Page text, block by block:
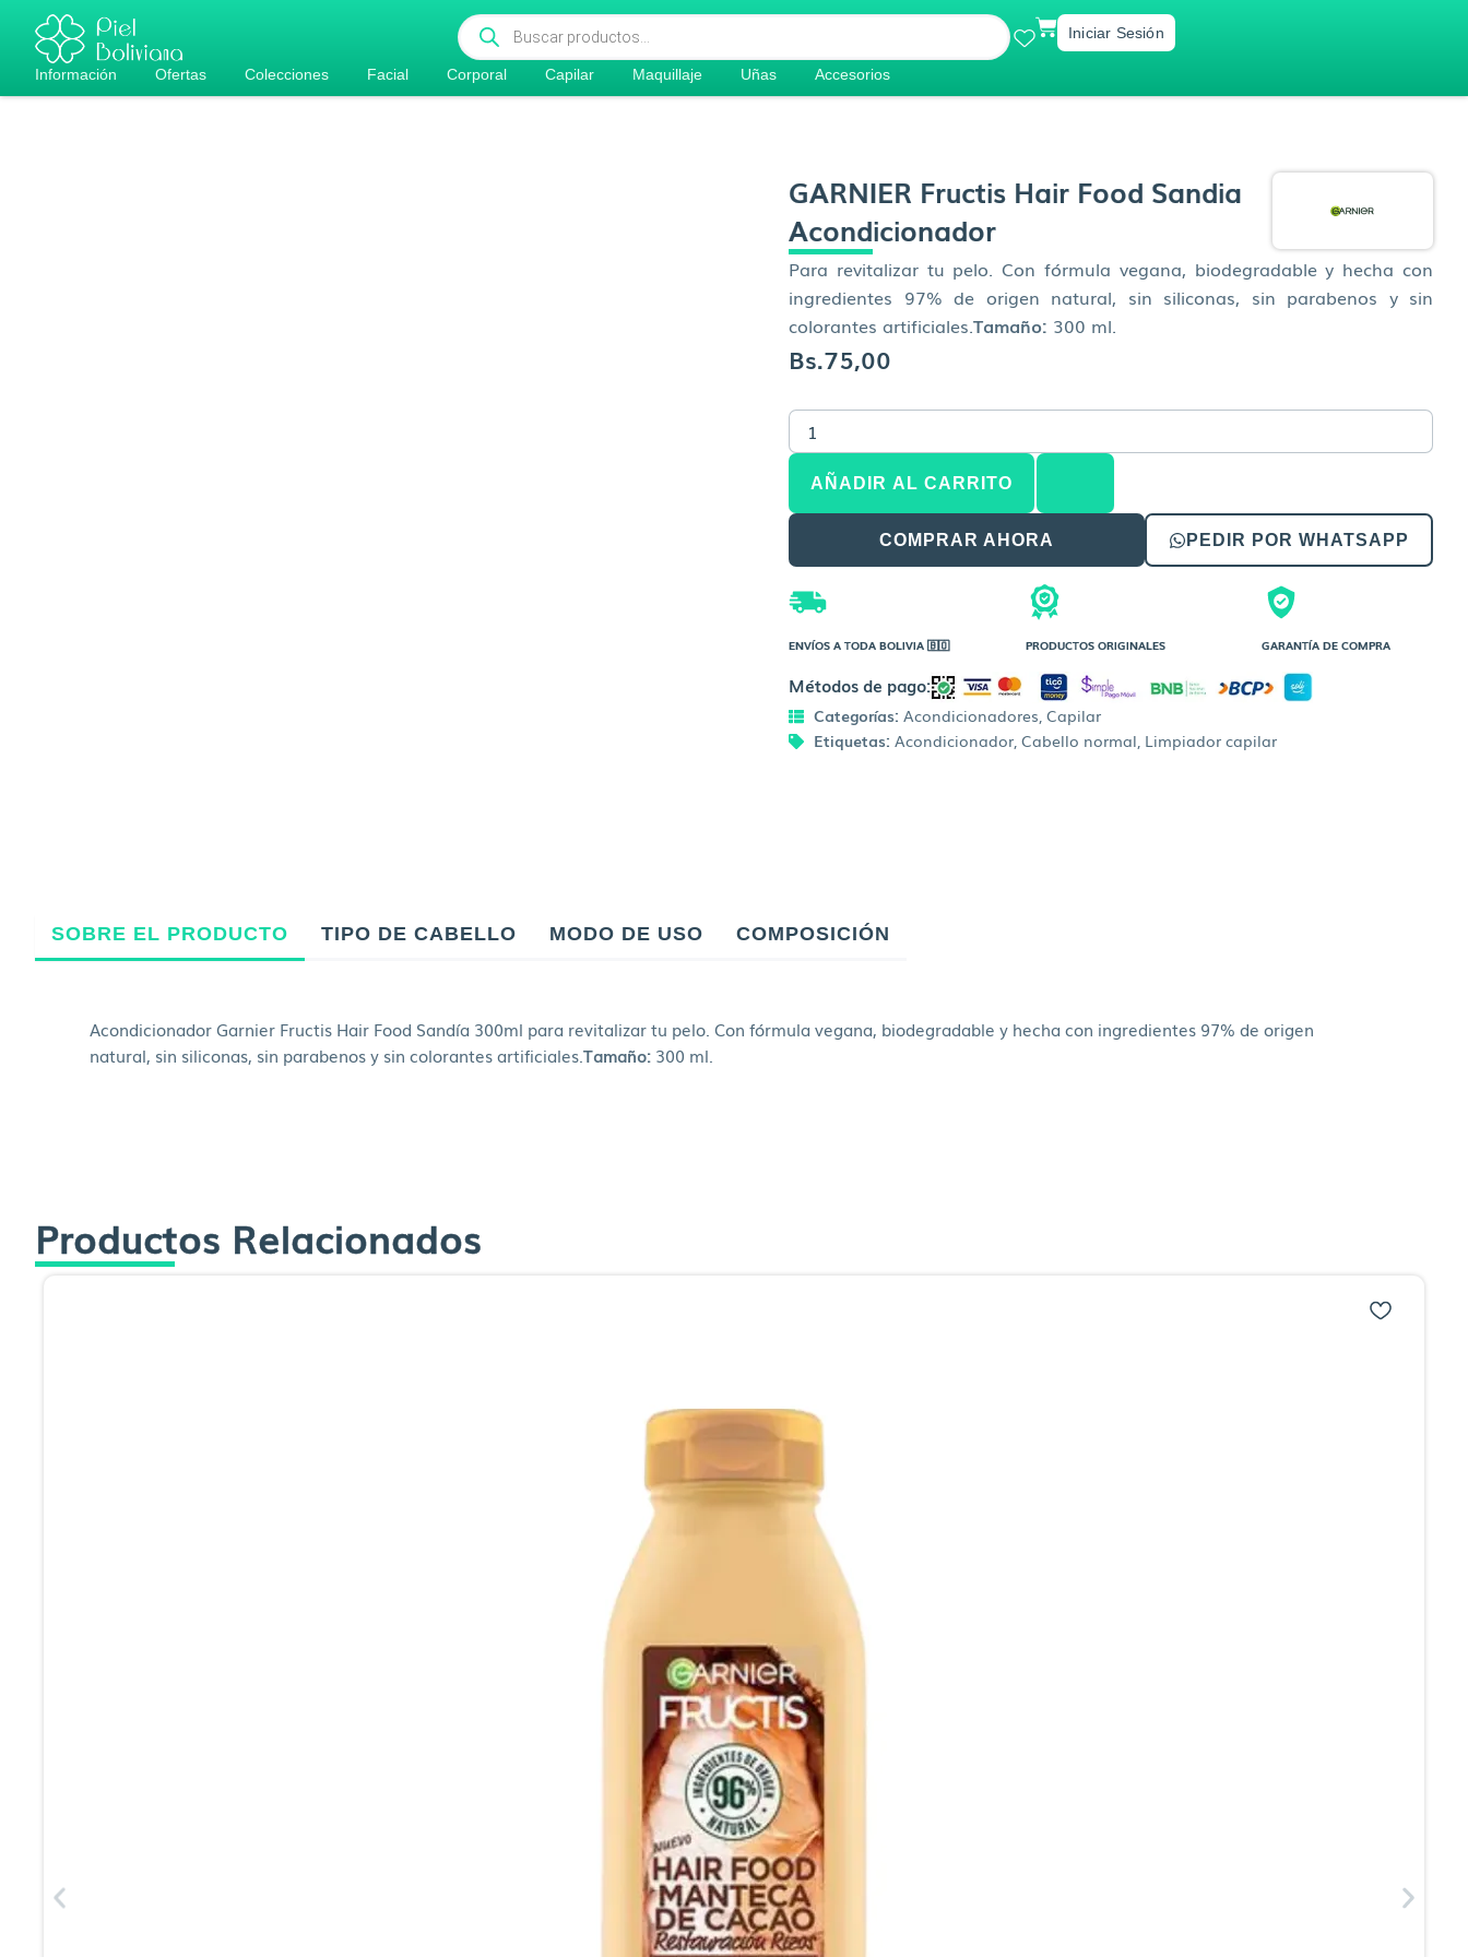
contenido
Búsqueda
de
productos
CARTIniciar Sesión
Información Ofertas Colecciones Facial Corporal Capilar Maquillaje Uñas Accesorios
GARNIER Fructis Hair Food Sandia
Acondicionador
Para revitalizar tu pelo. Con fórmula vegana, biodegradable y hecha con
ingredientes 97% de origen natural, sin siliconas, sin parabenos y sin
colorantes artificiales.Tamaño: 300 ml.
Bs.75,00
GARNIER
Fructis
Hair
Food
Sandia
Acondicionador
AÑADIR AL CARRITO
COMPRAR AHORA PEDIR POR WHATSAPP
ENVÍOS A TODA BOLIVIA 🇧🇴 PRODUCTOS ORIGINALES GARANTÍA DE COMPRA
Métodos de pago:
Categorías: Acondicionadores Capilar
Etiquetas: Acondicionador, Cabello normal Limpiador capilar
SOBRE EL PRODUCTO TIPO DE CABELLO MODO DE USO COMPOSICIÓN
Acondicionador Garnier Fructis Hair Food Sandía 300ml para revitalizar tu pelo. Con fórmula vegana, biodegradable y hecha con ingredientes 97% de origen
natural, sin siliconas, sin parabenos y sin colorantes artificiales.Tamaño: 300 ml.
Productos Relacionados